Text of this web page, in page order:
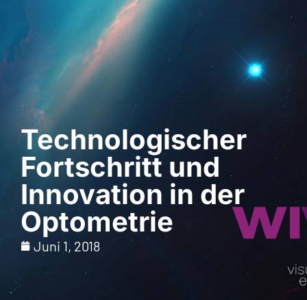
Technologischer
Fortschritt und
Innovation in der
Optometrie
Juni 1, 2018